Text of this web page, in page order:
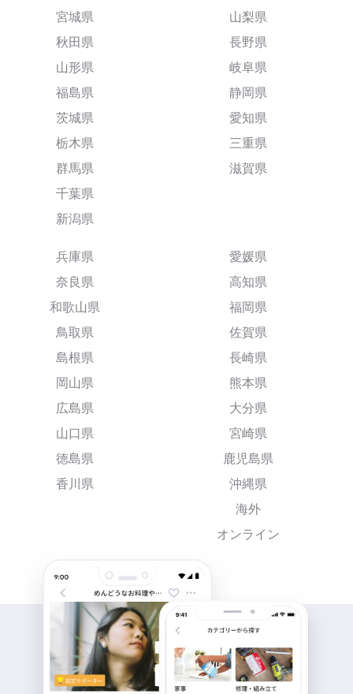
宮城県
秋田県
山形県
福島県
茨城県
栃木県
群馬県
千葉県
新潟県
山梨県
長野県
岐阜県
静岡県
愛知県
三重県
滋賀県
兵庫県
奈良県
和歌山県
鳥取県
島根県
岡山県
広島県
山口県
徳島県
香川県
愛媛県
高知県
福岡県
佐賀県
長崎県
熊本県
大分県
宮崎県
鹿児島県
沖縄県
海外
オンライン